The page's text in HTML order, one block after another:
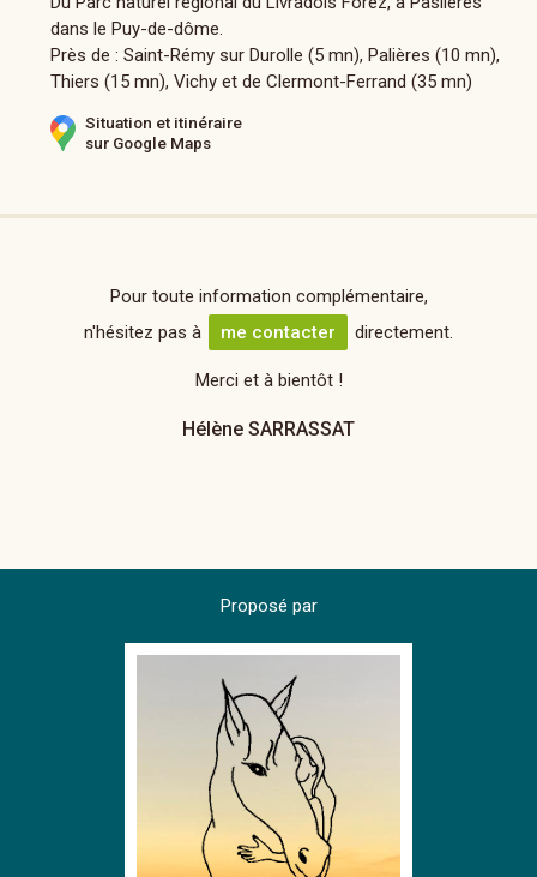
dans le Puy-de-dôme.
Près de : Saint-Rémy sur Durolle (5 mn), Palières (10 mn),
Thiers (15 mn), Vichy et de Clermont-Ferrand (35 mn)
Situation et itinéraire
sur Google Maps
Pour toute information complémentaire,
n'hésitez pas à
me contacter directement.
Merci et à bientôt !
Hélène SARRASSAT
Proposé par